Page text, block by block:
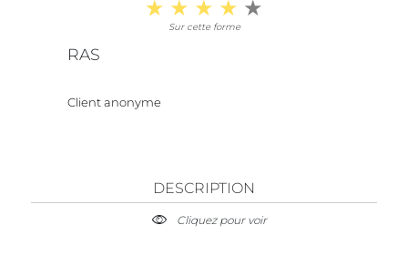
Sur cette forme
RAS
Client anonyme
DESCRIPTION
Cliquez pour voir